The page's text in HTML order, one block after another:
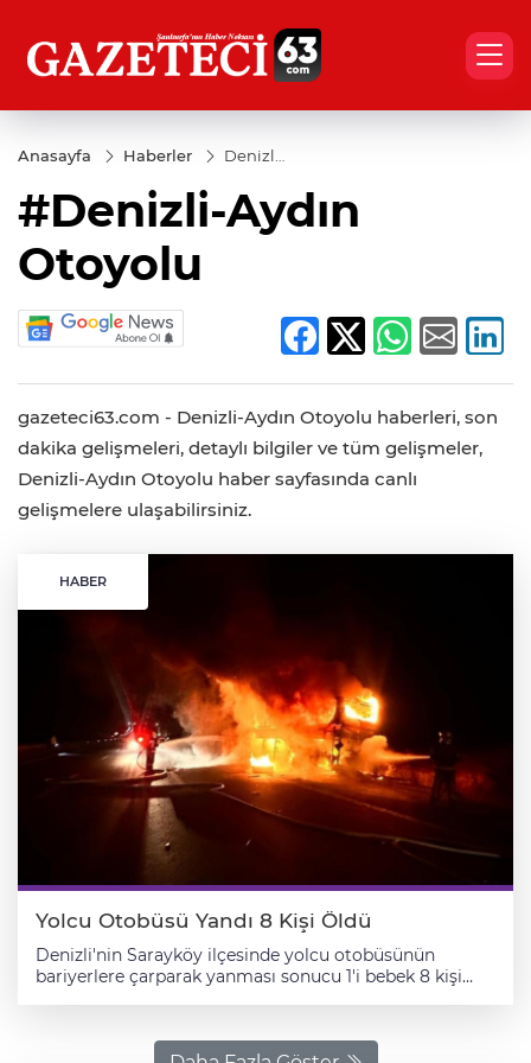
Anasayfa Haberler
Denizli-
Otoyolu
#Denizli-Aydın
Otoyolu
gazeteci63.com - Denizli-Aydın Otoyolu haberleri, son
dakika gelişmeleri, detaylı bilgiler ve tüm gelişmeler,
Denizli-Aydın Otoyolu haber sayfasında canlı
gelişmelere ulaşabilirsiniz.
HABER
Yolcu Otobüsü Yandı 8 Kişi Öldü
Denizli'nin Sarayköy ilçesinde yolcu otobüsünün
bariyerlere çarparak yanması sonucu 1'i bebek 8 kişi
834 plakalı yolcu otobüsü, Denizli-Aydın Otoyolu'nun